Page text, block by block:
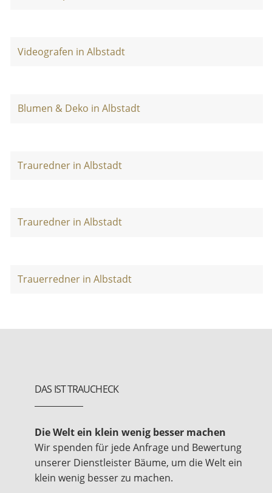
Videografen in Albstadt
Blumen & Deko in Albstadt
Trauredner in Albstadt
Trauredner in Albstadt
Trauerredner in Albstadt
DAS IST TRAUCHECK
Die Welt ein klein wenig besser machen
Wir spenden für jede Anfrage und Bewertung
unserer Dienstleister Bäume, um die Welt ein
klein wenig besser zu machen.